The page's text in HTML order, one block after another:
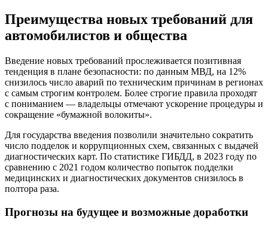
Преимущества новых требований для
автомобилистов и общества
Введение новых требований прослеживается позитивная
тенденция в плане безопасности: по данным МВД, на 12%
снизилось число аварий по техническим причинам в регионах
с самым строгим контролем. Более строгие правила проходят
с пониманием — владельцы отмечают ускорение процедуры и
сокращение «бумажной волокиты».
Для государства введения позволили значительно сократить
число подделок и коррупционных схем, связанных с выдачей
диагностических карт. По статистике ГИБДД, в 2023 году по
сравнению с 2021 годом количество попыток подделки
медицинских и диагностических документов снизилось в
полтора раза.
Прогнозы на будущее и возможные доработки